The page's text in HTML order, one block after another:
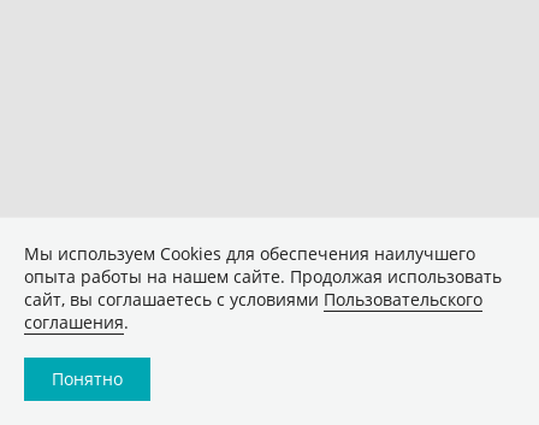
Мы используем Сookies для обеспечения наилучшего
опыта работы на нашем сайте. Продолжая использовать
сайт, вы соглашаетесь с условиями Пользовательского
соглашения.
Понятно